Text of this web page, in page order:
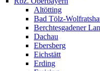
Altötting
Bad Tölz-
Berchtesgadener
Dachau
Ebersberg
Eichstätt
Erding